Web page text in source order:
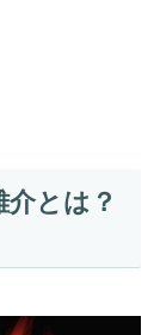
とは？